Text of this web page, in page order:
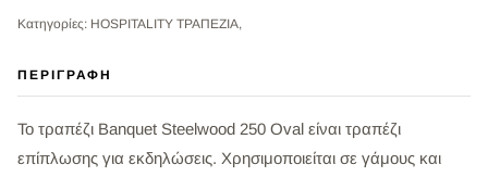
Κατηγορίες: HOSPITALITY ΤΡΑΠΕΖΙΑ,
ΠΕΡΙΓΡΑΦΉ
Το τραπέζι Banquet Steelwood 250 Oval είναι τραπέζι
επίπλωσης για εκδηλώσεις. Χρησιμοποιείται σε γάμους και